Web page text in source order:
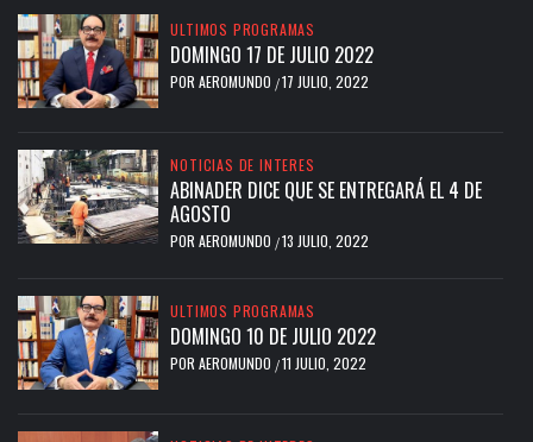
ULTIMOS PROGRAMAS
DOMINGO 17 DE JULIO 2022
POR AEROMUNDO /17 JULIO, 2022
NOTICIAS DE INTERES
ABINADER DICE QUE SE ENTREGARÁ EL 4 DE
AGOSTO
POR AEROMUNDO /13 JULIO, 2022
ULTIMOS PROGRAMAS
DOMINGO 10 DE JULIO 2022
POR AEROMUNDO /11 JULIO, 2022